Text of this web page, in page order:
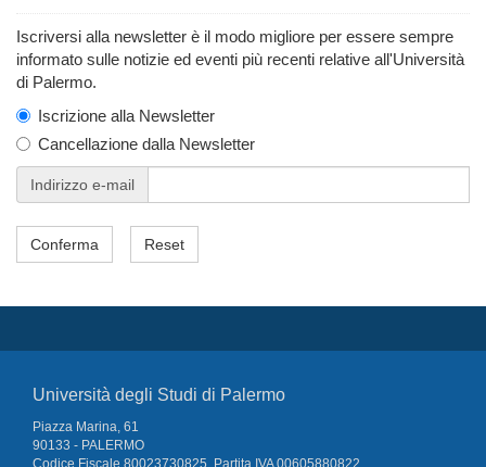
Iscriversi alla newsletter è il modo migliore per essere sempre
informato sulle notizie ed eventi più recenti relative all'Università
di Palermo.
Iscrizione alla Newsletter
Cancellazione dalla Newsletter
Indirizzo e-mail
Università degli Studi di Palermo
Piazza Marina, 61
90133 - PALERMO